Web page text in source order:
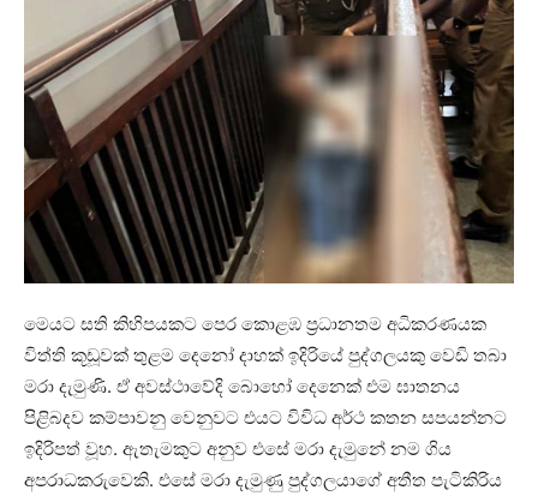
මෙයට සති කිහිපයකට පෙර කොළඹ ප්‍රධානතම අධිකරණයක
විත්ති කූඩූවක් තුළම දෙනෝ දාහක් ඉදිරියේ පුද්ගලයකු වෙඩි තබා
මරා දැමුණි. ඒ අවස්ථාවේදි බොහෝ දෙනෙක් එම ඝාතනය
පිළිබදව කම්පාවනු වෙනුවට එයට විවිධ අර්ථ කතන සපයන්නට
ඉදිරිපත් වූහ. ඇතැමකුට අනුව එසේ මරා දැමුනේ නම ගිය
අපරාධකරුවෙකි. එසේ මරා දැමුණු පුද්ගලයාගේ අතීත පැටිකිරිය